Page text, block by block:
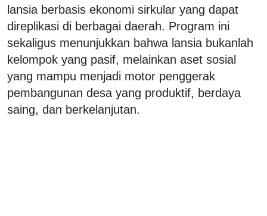
lansia berbasis ekonomi sirkular yang dapat
direplikasi di berbagai daerah. Program ini
sekaligus menunjukkan bahwa lansia bukanlah
kelompok yang pasif, melainkan aset sosial
yang mampu menjadi motor penggerak
pembangunan desa yang produktif, berdaya
saing, dan berkelanjutan.